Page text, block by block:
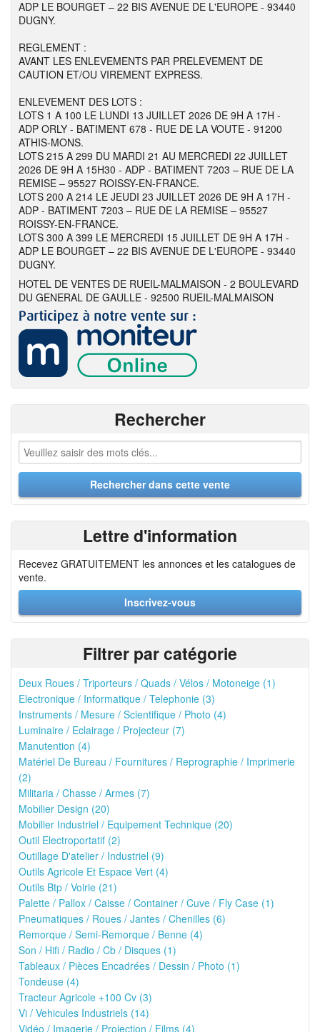
ADP LE BOURGET – 22 BIS AVENUE DE L'EUROPE - 93440
DUGNY.
REGLEMENT :
AVANT LES ENLEVEMENTS PAR PRELEVEMENT DE
CAUTION ET/OU VIREMENT EXPRESS.
ENLEVEMENT DES LOTS :
LOTS 1 A 100 LE LUNDI 13 JUILLET 2026 DE 9H A 17H -
ADP ORLY - BATIMENT 678 - RUE DE LA VOUTE - 91200
ATHIS-MONS.
LOTS 215 A 299 DU MARDI 21 AU MERCREDI 22 JUILLET
2026 DE 9H A 15H30 - ADP - BATIMENT 7203 – RUE DE LA
REMISE – 95527 ROISSY-EN-FRANCE.
LOTS 200 A 214 LE JEUDI 23 JUILLET 2026 DE 9H A 17H -
ADP - BATIMENT 7203 – RUE DE LA REMISE – 95527
ROISSY-EN-FRANCE.
LOTS 300 A 399 LE MERCREDI 15 JUILLET DE 9H A 17H -
ADP LE BOURGET – 22 BIS AVENUE DE L'EUROPE - 93440
DUGNY.
HOTEL DE VENTES DE RUEIL-MALMAISON - 2 BOULEVARD
DU GENERAL DE GAULLE - 92500 RUEIL-MALMAISON
Rechercher
Lettre d'information
Recevez GRATUITEMENT les annonces et les catalogues de
vente.
Inscrivez-vous
Filtrer par catégorie
Deux Roues / Triporteurs / Quads / Vélos / Motoneige (1)
Electronique / Informatique / Telephonie (3)
Instruments / Mesure / Scientifique / Photo (4)
Luminaire / Eclairage / Projecteur (7)
Manutention (4)
Matériel De Bureau / Fournitures / Reprographie / Imprimerie
(2)
Militaria / Chasse / Armes (7)
Mobilier Design (20)
Mobilier Industriel / Equipement Technique (20)
Outil Electroportatif (2)
Outillage D'atelier / Industriel (9)
Outils Agricole Et Espace Vert (4)
Outils Btp / Voirie (21)
Palette / Pallox / Caisse / Container / Cuve / Fly Case (1)
Pneumatiques / Roues / Jantes / Chenilles (6)
Remorque / Semi-Remorque / Benne (4)
Son / Hifi / Radio / Cb / Disques (1)
Tableaux / Pièces Encadrées / Dessin / Photo (1)
Tondeuse (4)
Tracteur Agricole +100 Cv (3)
Vi / Vehicules Industriels (14)
Vidéo / Imagerie / Projection / Films (4)